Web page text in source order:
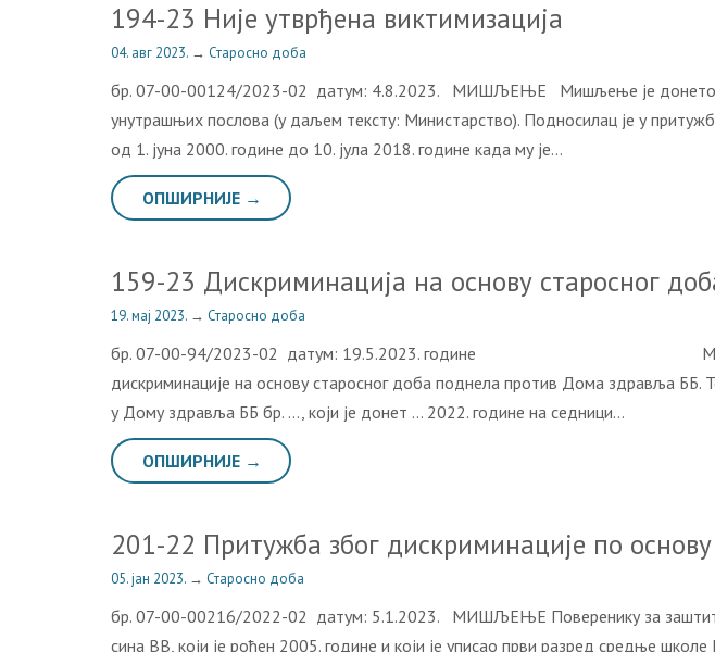
194-23 Није утврђена виктимизација
04. авг 2023. → Старосно доба
бр. 07-00-00124/2023-02 датум: 4.8.2023. МИШЉЕЊЕ Мишљење је донето у
унутрашњих послова (у даљем тексту: Министaрство). Подносилац је у
од 1. јуна 2000. године до 10. јула 2018. године када му је…
ОПШИРНИЈЕ →
159-23 Дискриминација на основу старосног
19. мај 2023. → Старосно доба
бр. 07-00-94/2023-02 датум: 19.5.2023. године МИШЉЕЊЕ
дискриминације на основу старосног доба поднела против Дома здравља ББ.
у Дому здравља ББ бр. …, који је донет … 2022. године на седници…
ОПШИРНИЈЕ →
201-22 Притужба због дискриминације по
05. јан 2023. → Старосно доба
бр. 07-00-00216/2022-02 датум: 5.1.2023. МИШЉЕЊЕ Поверенику за заштиту
сина ВВ, који је рођен 2005. године и који је уписао први разред средње